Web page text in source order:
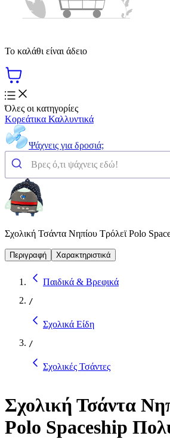
Το καλάθι είναι άδειο
Όλες οι κατηγορίες
Κορεάτικα Καλλυντικά
Ψάχνεις για δροσιά;
Σχολική Τσάντα Νηπίου Τρόλεϊ Polo
Περιγραφή Χαρακτηριστικά
Παιδικά & Βρεφικά
/
Σχολικά Είδη
/
Σχολικές Τσάντες
Σχολική Τσάντα
Polo Spaceship